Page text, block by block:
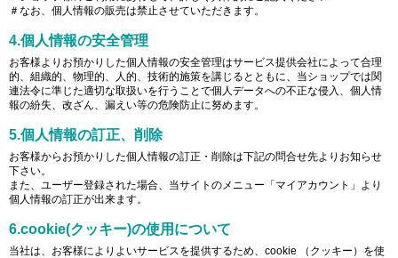
＃なお、個人情報の販売は禁止させていただきます。
4.個人情報の安全管理
お客様よりお預かりした個人情報の安全管理はサービス提供会社によって合理
的、組織的、物理的、人的、技術的施策を講じるとともに、当ショップでは関
連法令に準じた適切な取扱いを行うことで個人データへの不正な侵入、個人情
報の紛失、改ざん、漏えい等の危険防止に努めます。
5.個人情報の訂正、削除
お客様からお預かりした個人情報の訂正・削除は下記の問合せ先よりお知らせ
下さい。
また、ユーザー登録された場合、当サイトのメニュー「マイアカウント」より
個人情報の訂正が出来ます。
6.cookie(クッキー)の使用について
当社は、お客様によりよいサービスを提供するため、cookie （クッキー）を使